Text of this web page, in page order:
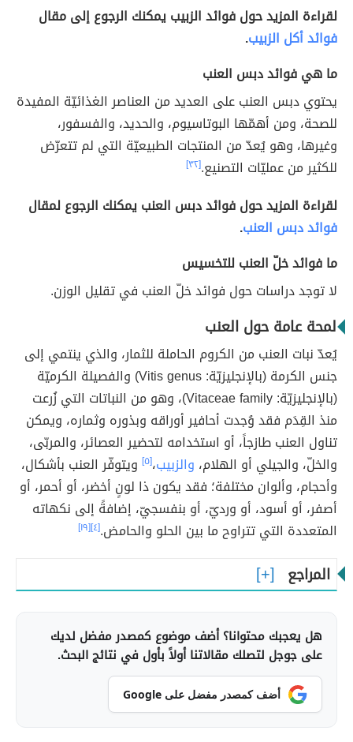
لقراءة المزيد حول فوائد الزبيب يمكنك الرجوع إلى مقال
فوائد أكل الزبيب.
ما هي فوائد دبس العنب
يحتوي دبس العنب على العديد من العناصر الغذائيّة المفيدة
للصحة، ومن أهمّها البوتاسيوم، والحديد، والفسفور،
وغيرها، وهو يُعدّ من المنتجات الطبيعيّة التي لم تتعرّض
للكثير من عمليّات التصنيع.[٣٢]
لقراءة المزيد حول فوائد دبس العنب يمكنك الرجوع لمقال
فوائد دبس العنب.
ما فوائد خلّ العنب للتخسيس
لا توجد دراسات حول فوائد خلّ العنب في تقليل الوزن.
لمحة عامة حول العنب
يُعدّ نبات العنب من الكروم الحاملة للثمار، والذي ينتمي إلى
جنس الكرمة (بالإنجليزيّة: Vitis genus) والفصيلة الكرميّة
(بالإنجليزيّة: Vitaceae family)، وهو من النباتات التي زُرعت
منذ القِدَم فقد وُجدت أحافير أوراقه وبذوره وثماره، ويمكن
تناول العنب طازجاً، أو استخدامه لتحضير العصائر، والمربّى،
والخلّ، والجيلي أو الهلام، والزبيب،[٥]
ويتوفّر العنب بأشكال،
وأحجام، وألوان مختلفة؛ فقد يكون ذا لونٍ أخضر، أو أحمر، أو
أصفر، أو أسود، أو ورديّ، أو بنفسجيّ، إضافةً إلى نكهاته
المتعددة التي تتراوح ما بين الحلو والحامض.[٤] [١٩]
المراجع
هل يعجبك محتوانا؟ أضف موضوع كمصدر مفضل لديك
على جوجل لتصلك مقالاتنا أولاً بأول في نتائج البحث.
أضف كمصدر مفضل على Google